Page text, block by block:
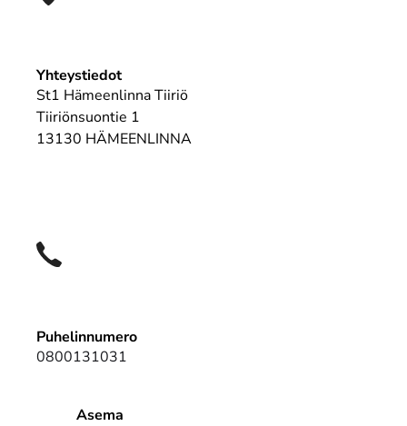
Yhteystiedot
St1 Hämeenlinna Tiiriö
Tiiriönsuontie 1
13130 HÄMEENLINNA
Puhelinnumero
0800131031
Asema